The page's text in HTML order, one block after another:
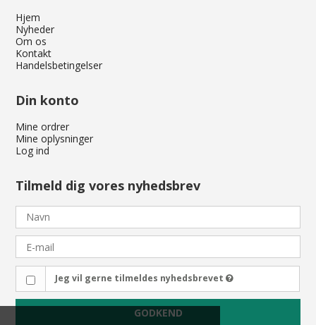
Hjem
Nyheder
Om os
Kontakt
Handelsbetingelser
Din konto
Mine ordrer
Mine oplysninger
Log ind
Tilmeld dig vores nyhedsbrev
Jeg vil gerne tilmeldes nyhedsbrevet
GODKEND